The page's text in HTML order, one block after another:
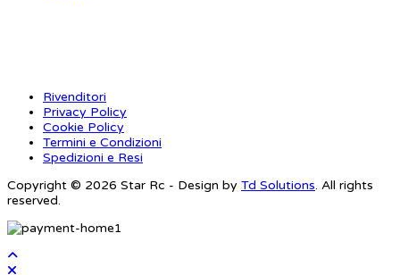
Rivenditori
Privacy Policy
Cookie Policy
Termini e Condizioni
Spedizioni e Resi
Copyright © 2026 Star Rc - Design by Td Solutions. All rights
reserved.